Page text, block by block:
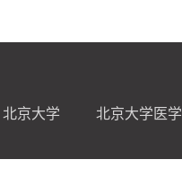
北京大学 北京大学医